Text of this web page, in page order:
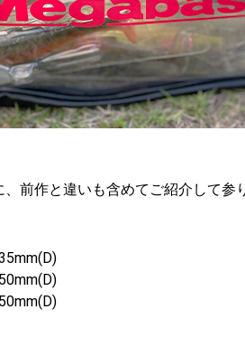
前作と違いも含めてご紹介して参